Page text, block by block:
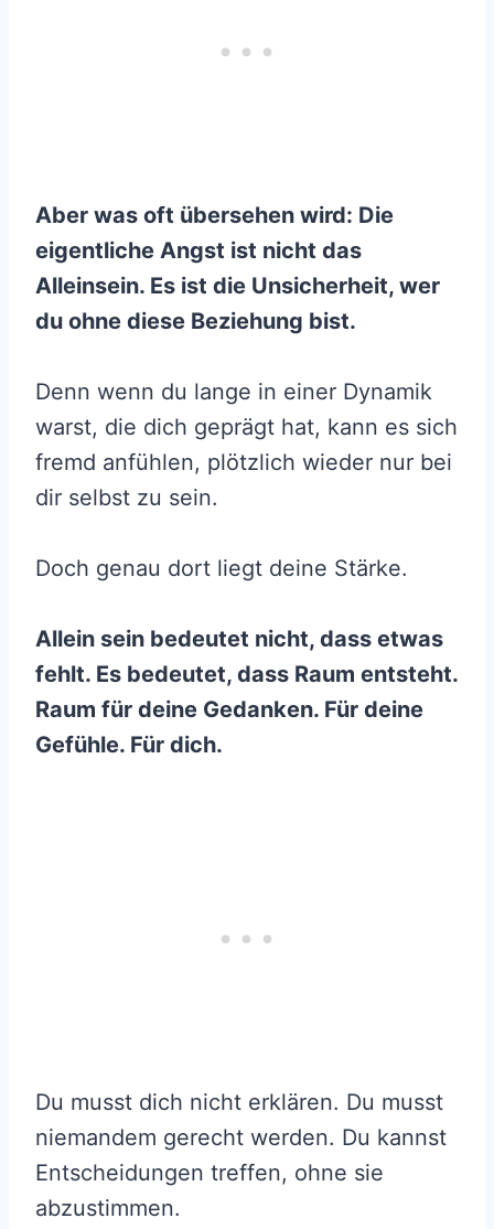
Aber was oft übersehen wird: Die
eigentliche Angst ist nicht das
Alleinsein. Es ist die Unsicherheit, wer
du ohne diese Beziehung bist.
Denn wenn du lange in einer Dynamik
warst, die dich geprägt hat, kann es sich
fremd anfühlen, plötzlich wieder nur bei
dir selbst zu sein.
Doch genau dort liegt deine Stärke.
Allein sein bedeutet nicht, dass etwas
fehlt. Es bedeutet, dass Raum entsteht.
Raum für deine Gedanken. Für deine
Gefühle. Für dich.
Du musst dich nicht erklären. Du musst
niemandem gerecht werden. Du kannst
Entscheidungen treffen, ohne sie
abzustimmen.